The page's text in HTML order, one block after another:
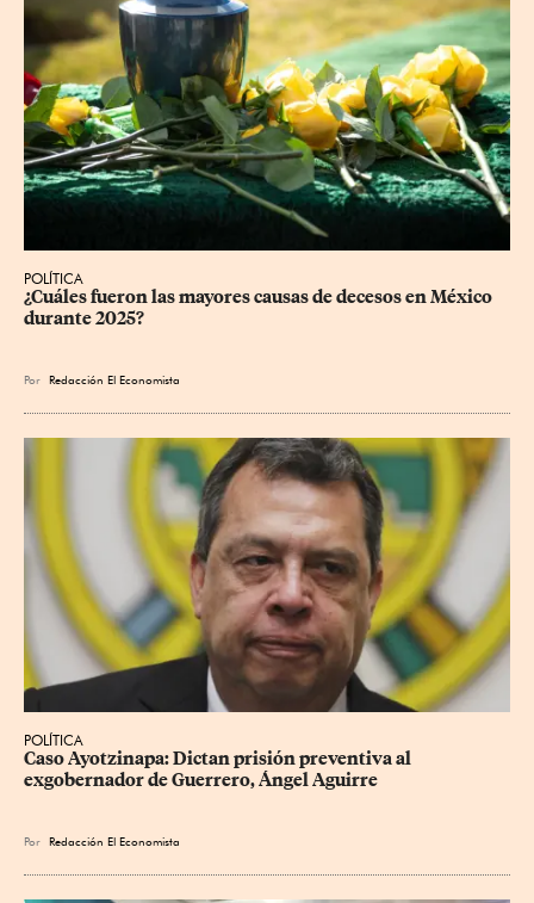
POLÍTICA
¿Cuáles fueron las mayores causas de decesos en México
durante 2025?
Por Redacción El Economista
POLÍTICA
Caso Ayotzinapa: Dictan prisión preventiva al
exgobernador de Guerrero, Ángel Aguirre
Por Redacción El Economista